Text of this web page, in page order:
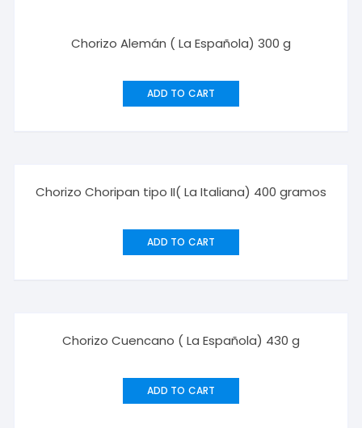
Chorizo Alemán ( La Española) 300 g
ADD TO CART
Chorizo Choripan tipo II( La Italiana) 400 gramos
ADD TO CART
Chorizo Cuencano ( La Española) 430 g
ADD TO CART